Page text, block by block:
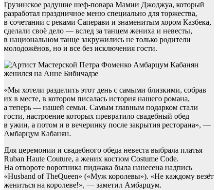
Грузинское радушие шеф-повара Мамии Джоджуа, который
разработал праздничное меню специально для торжества,
в сочетании с реками Саперави и знаменитым хором Казбека,
сделали своё дело — вслед за танцем жениха и невесты,
в национальном танце закружились не только родители
молодожёнов, но и все без исключения гости.
«Мы хотели разделить этот день с самыми близкими, собрав
их в месте, в котором писалась история нашего романа,
а теперь — нашей семьи. Самым главным подарком стали
гости, настроение которых превратило свадебный обед
в ужин, а потом и в вечеринку после закрытия ресторана», —
Амбарцум Кабанян.
Для церемонии и свадебного обеда невеста выбрала платья
Ruban Haute Couture, а жених костюм Costume Code.
На отвороте воротника пиджака была нанесена надпись
«Husband of TheQueen» («Муж королевы»). «Не каждому везёт
жениться на королеве!», — заметил Амбарцум.